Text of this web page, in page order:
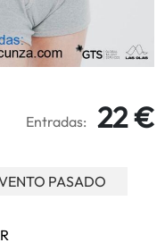
Entradas: 22 €
PASADO